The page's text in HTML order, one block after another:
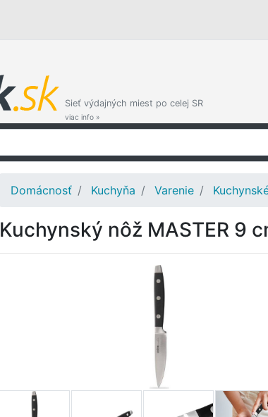
Sieť výdajných miest po celej SR
viac info »
Domácnosť Kuchyňa Varenie
Kuchynský nôž MASTER 9